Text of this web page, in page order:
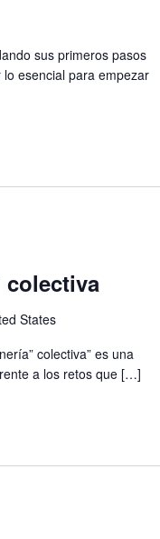
sus primeros pasos
esencial para empezar
colectiva
States
colectiva” es una
a los retos que […]